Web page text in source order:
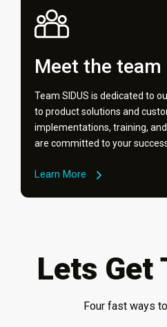
Meet the team
Team SIDUS is dedicated to
to product solutions and
implementations, training,
are committed to your
Learn More
Lets Get
Four fast ways